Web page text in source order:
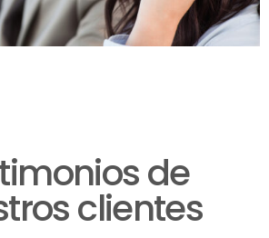
de
clientes